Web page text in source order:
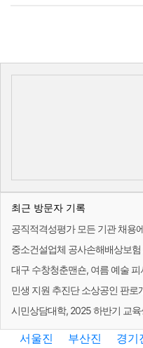
최근 방문자 기록
공직적격성평가 모든 기관 채용
중소건설업체 공사손해배상보
대구 수창청춘맨숀, 여름 예술
민생 지원 추진단 소상공인 판로
시민상담대학, 2025 하반기 교육
서울진 부산진 경기